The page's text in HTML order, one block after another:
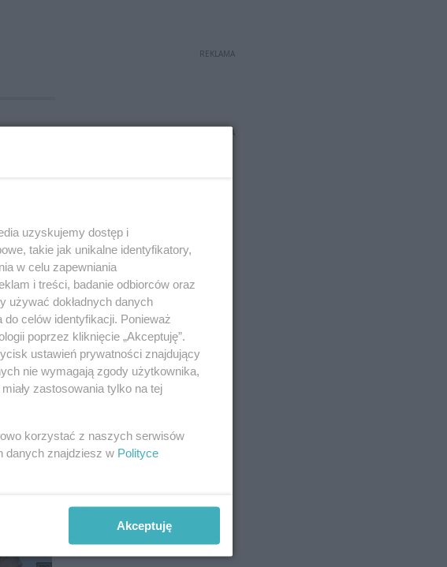
REKLAMA
REKLAMA
uzyskujemy dostęp i
takie jak unikalne identyfikatory,
w celu zapewniania
i treści, badanie odbiorców oraz
używać dokładnych danych
celów identyfikacji. Ponieważ
poprzez kliknięcie „Akceptuję”.
ustawień prywatności znajdujący
nie wymagają zgody użytkownika,
zastosowania tylko na tej
korzystać z naszych serwisów
danych znajdziesz w Polityce
Akceptuję